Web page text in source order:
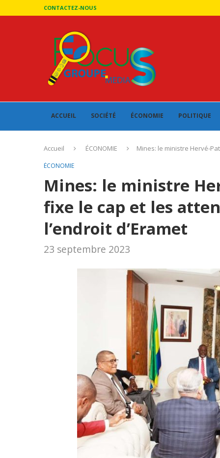
CONTACTEZ-NOUS
ACCUEIL SOCIÉTÉ ÉCONOMIE POLITIQUE
Accueil ÉCONOMIE Mines: le ministre Hervé-
ÉCONOMIE
Mines: le ministre
fixe le cap et les
l’endroit d’Eramet
23 septembre 2023